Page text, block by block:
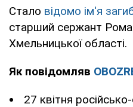
Стало відомо ім'я
старший сержант
Хмельницької області.
Як повідомляв
27 квітня